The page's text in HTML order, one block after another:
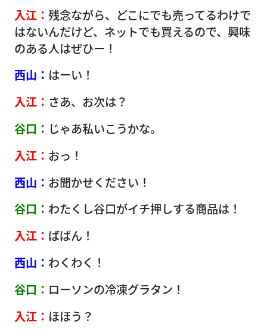
入江： 残念ながら、どこにでも売ってるわけで
はないんだけど、ネットでも買えるので、興味
のある人はぜひー！
西山： はーい！
入江： さあ、お次は？
谷口： じゃあ私いこうかな。
入江： おっ！
西山： お聞かせください！
谷口： わたくし谷口がイチ押しする商品は！
入江： ばばん！
西山： わくわく！
谷口： ローソンの冷凍グラタン！
入江： ほほう？